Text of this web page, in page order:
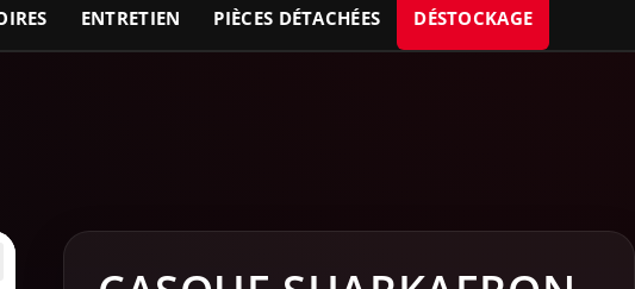
ENTRETIEN PIÈCES DÉTACHÉES DÉSTOCKAGE